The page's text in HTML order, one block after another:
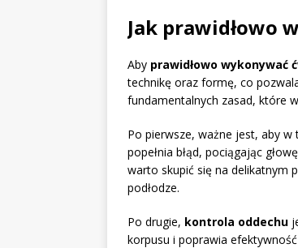
Jak prawidłowo
Aby prawidłowo wykonywać
technikę oraz formę, co
fundamentalnych zasad, które
Po pierwsze, ważne jest, aby
popełnia błąd, pociągając
warto skupić się na delikatnym
podłodze.
Po drugie, kontrola oddechu
korpusu i poprawia